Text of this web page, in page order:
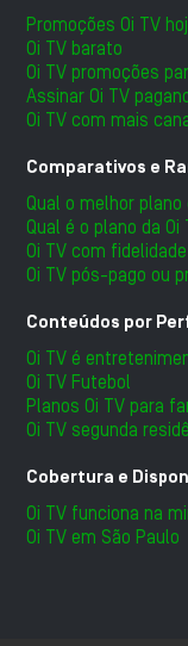
Promoções Oi TV
Oi TV barato
Oi TV promoções
Assinar Oi TV
Oi TV com mais
Comparativos e
Qual o melhor plano
Qual é o plano da
Oi TV com
Oi TV pós-pago ou
Conteúdos por
Oi TV é
Oi TV Futebol
Planos Oi TV para
Oi TV segunda
Cobertura e
Oi TV funciona na
Oi TV em São Paulo